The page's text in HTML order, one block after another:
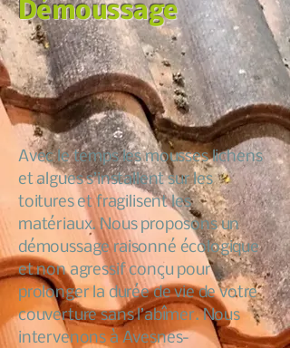
Démoussage
Avec le temps les mousses lichens
et algues s’installent sur les
toitures et fragilisent les
matériaux. Nous proposons un
démoussage raisonné écologique
et non agressif conçu pour
prolonger la durée de vie de votre
couverture sans l’abîmer. Nous
intervenons à Avesnes-